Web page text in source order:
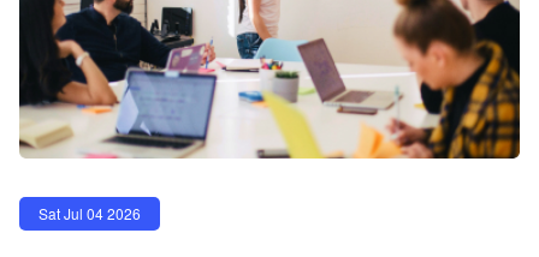
Sat Jul 04 2026